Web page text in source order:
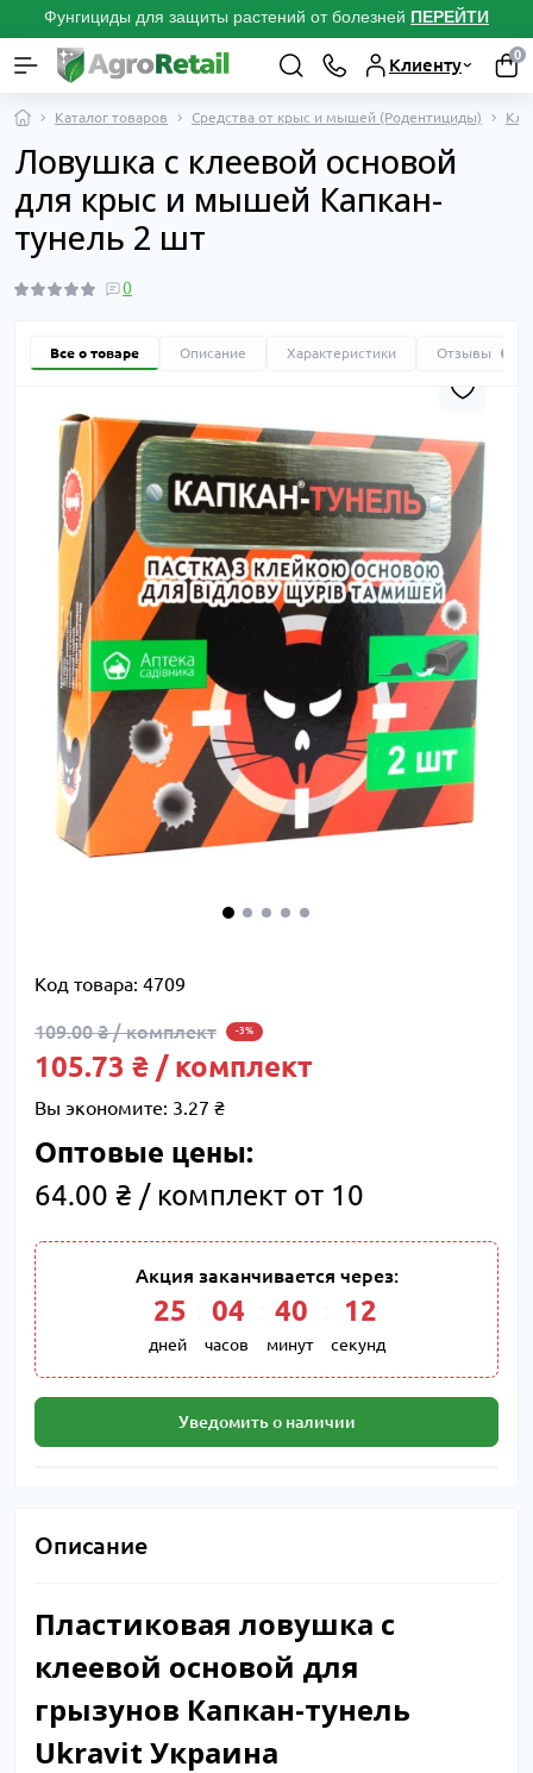
Фунгициды для защиты растений от болезней ПЕРЕЙТИ
Клиенту
0
Каталог товаров Средства от крыс и мышей (Родентициды)
Ловушка с клеевой основой
для крыс и мышей Капкан-
тунель 2 шт
0
Все о товаре Описание Характеристики Отзывы
Код товара: 4709
109.00 ₴ / комплект -3%
105.73 ₴ / комплект
Вы экономите: 3.27 ₴
Оптовые цены:
64.00 ₴ / комплект от 10
Акция заканчивается через:
25
дней
04
часов
40
минут
11
секунд
Уведомить о наличии
Описание
Пластиковая ловушка с
клеевой основой для
грызунов Капкан-тунель
Ukravit Украина